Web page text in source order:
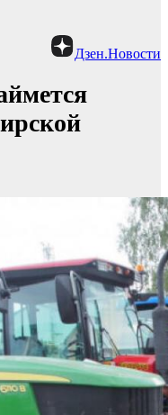
Дзен.Новости